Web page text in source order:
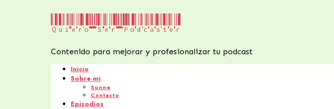
Quiero
Podcaster
Quiero Ser Podcaster
Contenido para mejorar y profesionalizar tu podcast
Inicio
Sobre mi
Sunne
Contacto
Episodios